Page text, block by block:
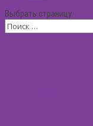
Выбрать страницу